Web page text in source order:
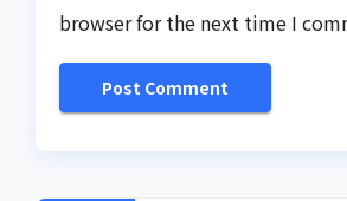
browser for the next time I